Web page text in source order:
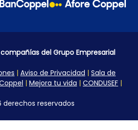
del Grupo Empresarial
| Aviso de Privacidad | Sala de
| Mejora tu vida | CONDUSEF |
derechos reservados